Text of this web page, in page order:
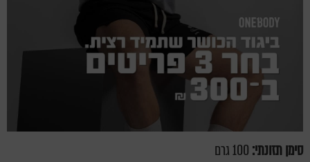
סימן תזונתי: 100 גרם